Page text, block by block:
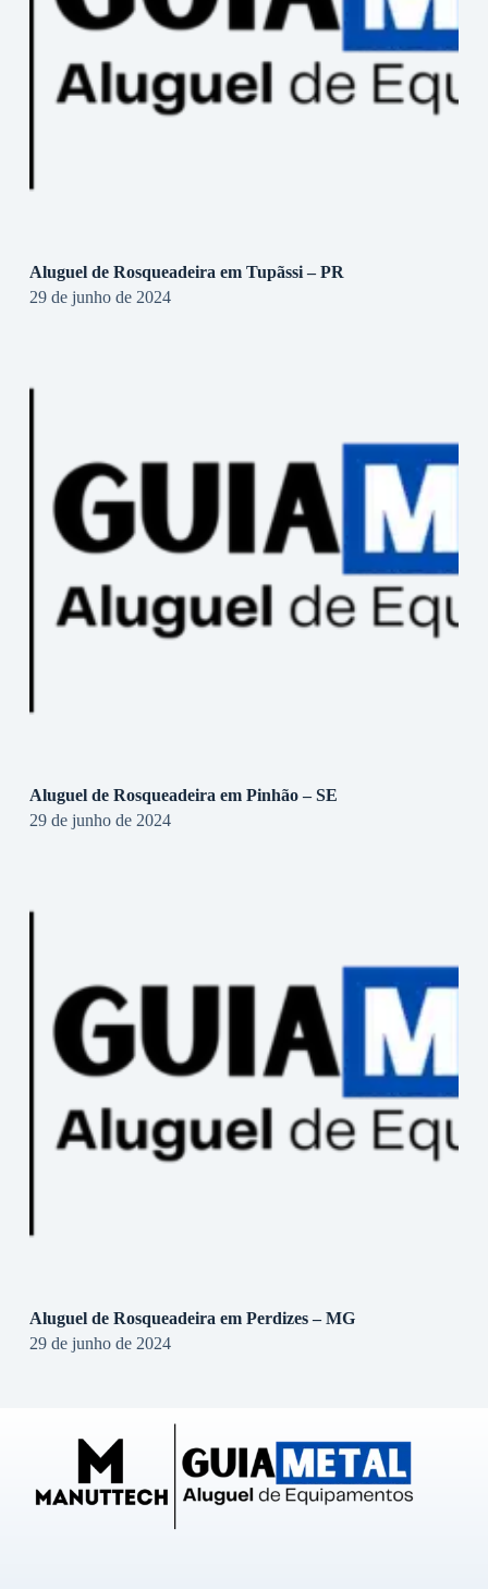
Aluguel de Rosqueadeira em Tupãssi – PR
29 de junho de 2024
Aluguel de Rosqueadeira em Pinhão – SE
29 de junho de 2024
Aluguel de Rosqueadeira em Perdizes – MG
29 de junho de 2024